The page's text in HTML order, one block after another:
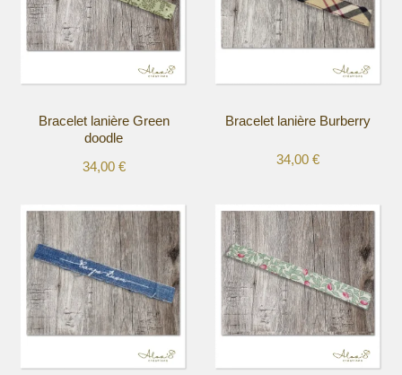
Bracelet lanière Green
doodle
34,00 €
plusieurs
variations.
Les
options
peuvent
être
Bracelet lanière Burberry
34,00€
plusieurs
variations.
Les
options
peuvent
être